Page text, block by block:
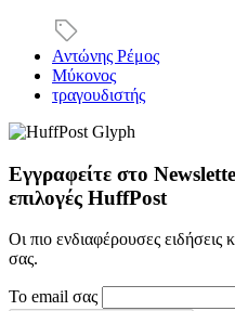
Αντώνης Ρέμος
Μύκονος
τραγουδιστής
Εγγραφείτε στο
επιλογές HuffPost
Οι πιο ενδιαφέρουσες
σας.
Το email σας